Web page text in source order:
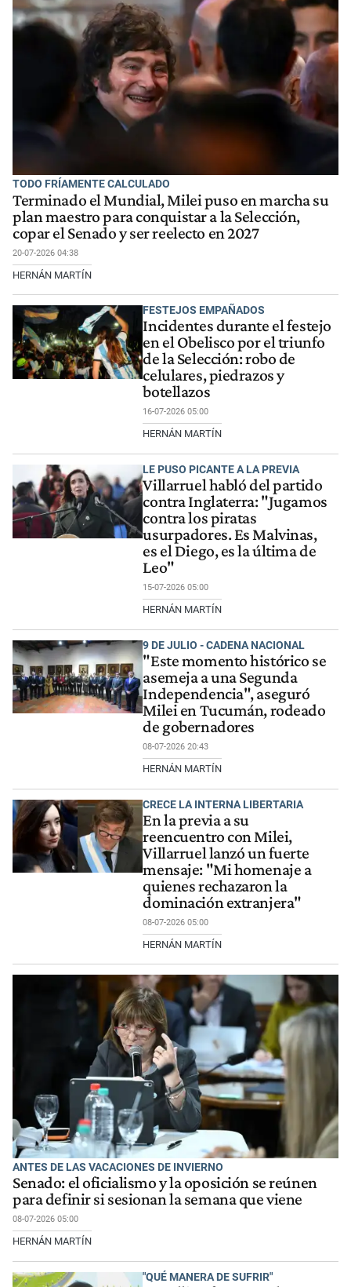
TODO FRÍAMENTE CALCULADO
Terminado el Mundial, Milei puso en marcha su
plan maestro para conquistar a la Selección,
copar el Senado y ser reelecto en 2027
20-07-2026 04:38
HERNÁN MARTÍN
FESTEJOS EMPAÑADOS
Incidentes durante el festejo
en el Obelisco por el triunfo
de la Selección: robo de
celulares, piedrazos y
botellazos
16-07-2026 05:00
HERNÁN MARTÍN
LE PUSO PICANTE A LA PREVIA
Villarruel habló del partido
contra Inglaterra: "Jugamos
contra los piratas
usurpadores. Es Malvinas,
es el Diego, es la última de
Leo"
15-07-2026 05:00
HERNÁN MARTÍN
9 DE JULIO - CADENA NACIONAL
"Este momento histórico se
asemeja a una Segunda
Independencia", aseguró
Milei en Tucumán, rodeado
de gobernadores
08-07-2026 20:43
HERNÁN MARTÍN
CRECE LA INTERNA LIBERTARIA
En la previa a su
reencuentro con Milei,
Villarruel lanzó un fuerte
mensaje: "Mi homenaje a
quienes rechazaron la
dominación extranjera"
08-07-2026 05:00
HERNÁN MARTÍN
ANTES DE LAS VACACIONES DE INVIERNO
Senado: el oficialismo y la oposición se reúnen
para definir si sesionan la semana que viene
08-07-2026 05:00
HERNÁN MARTÍN
"QUÉ MANERA DE SUFRIR"